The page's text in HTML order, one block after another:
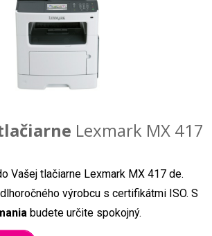
Lexmark MX 417
Vašej tlačiarne Lexmark MX 417 de.
výrobcu s certifikátmi ISO. S
budete určite spokojný.